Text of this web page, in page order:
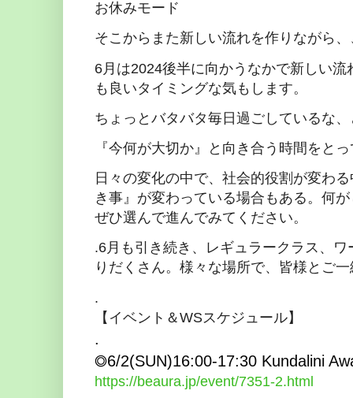
お休みモード
そこからまた新しい流れを作りながら
6月は2024後半に向かうなかで新しい
も良いタイミングな気もします。
ちょっとバタバタ毎日過ごしているな
『今何が大切か』と向き合う時間をと
日々の変化の中で、社会的役割が変わ
き事』が変わっている場合もある。何
ぜひ選んで進んでみてください。
.6月も引き続き、レギュラークラス、
りだくさん。様々な場所で、皆様とご
.
【イベント＆WSスケジュール】
.
◎6/2(SUN)16:00-17:30 Kundalini
https://beaura.jp/event/7351-2.html